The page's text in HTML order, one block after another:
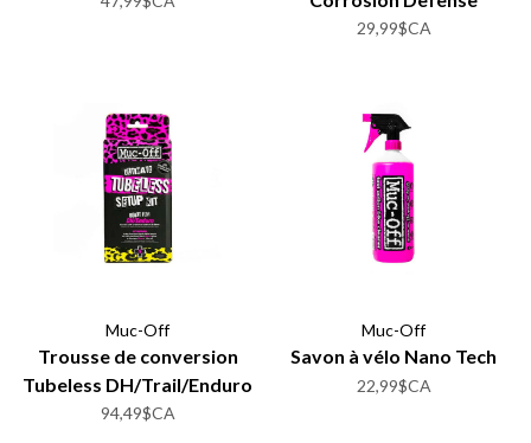
29,99$CA
Muc-Off
Trousse de conversion
Tubeless DH/Trail/Enduro
94,49$CA
Muc-Off
Savon à vélo Nano Tech
22,99$CA